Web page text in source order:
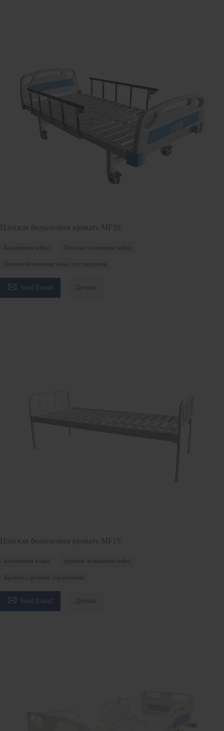
Плоская больничная кровать MF3S
Больничная койка Плоская больничная койка
базовая больничная койка для пациентов
 Send Email Детали
Плоская больничная кровать MF1S
Больничная койка дешевая больничная койка
Кровать с ручным управлением
 Send Email Детали